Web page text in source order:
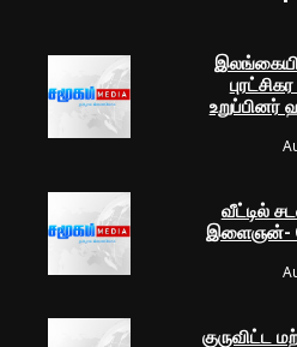
உறுப்பினர்
வீட்டில்
இளைஞன்-
குருவிட்ட